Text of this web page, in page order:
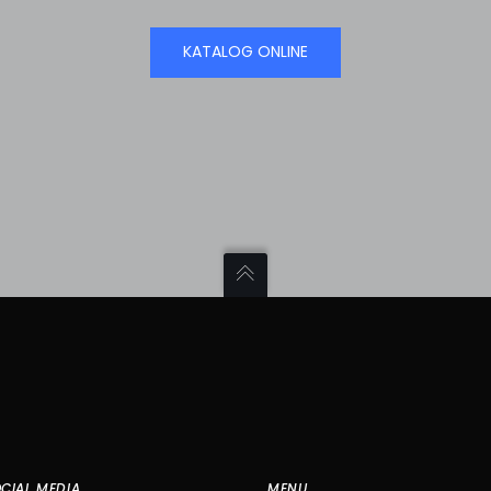
KATALOG ONLINE